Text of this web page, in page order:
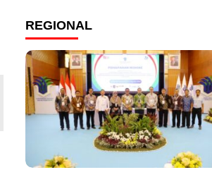
REGIONAL